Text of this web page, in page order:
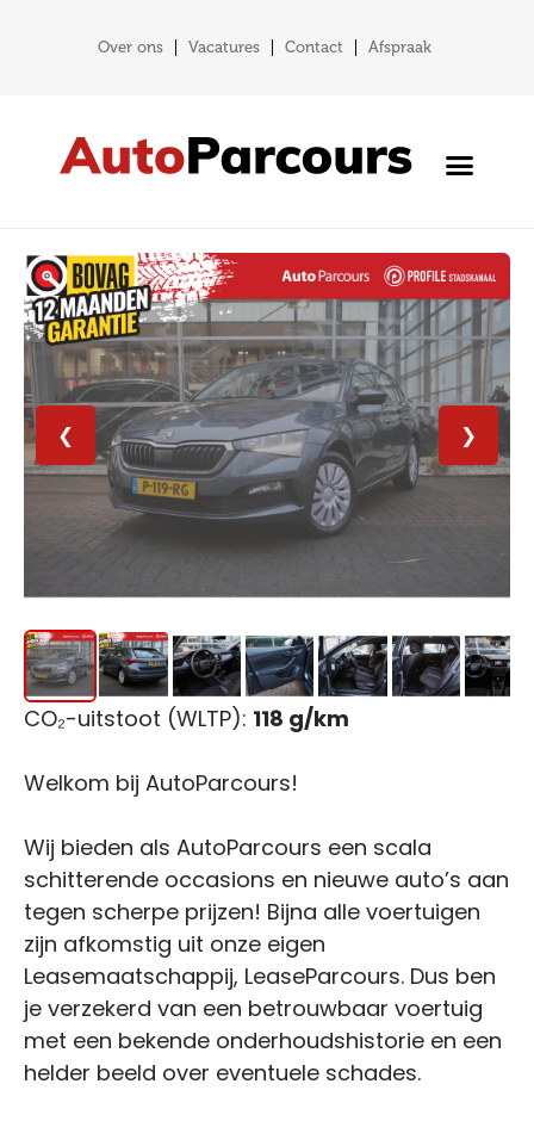
Over ons Vacatures Contact Afspraak
❮ ❯
CO₂-uitstoot (WLTP): 118 g/km
Welkom bij AutoParcours!
Wij bieden als AutoParcours een scala
schitterende occasions en nieuwe auto’s aan
tegen scherpe prijzen! Bijna alle voertuigen
zijn afkomstig uit onze eigen
Leasemaatschappij, LeaseParcours. Dus ben
je verzekerd van een betrouwbaar voertuig
met een bekende onderhoudshistorie en een
helder beeld over eventuele schades.